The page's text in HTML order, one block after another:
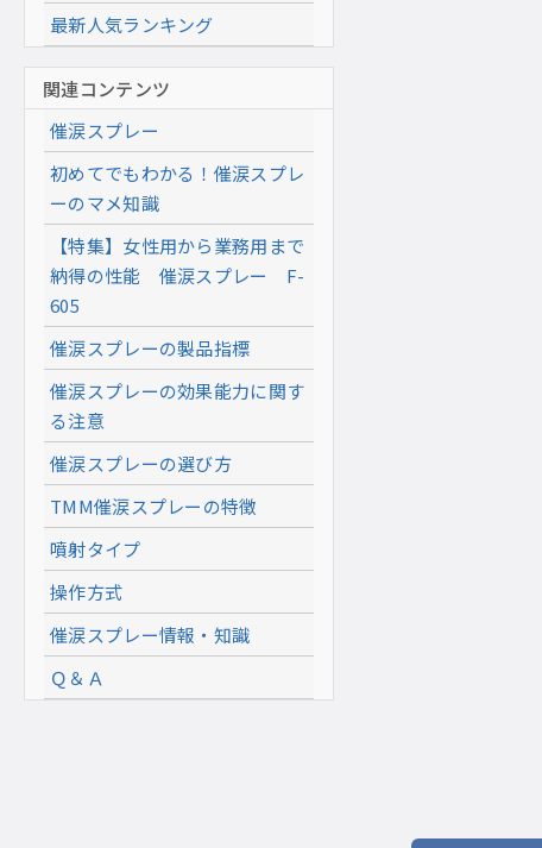
最新人気ランキング
関連コンテンツ
催涙スプレー
初めてでもわかる！催涙スプレ
ーのマメ知識
【特集】女性用から業務用まで
納得の性能 催涙スプレー F-
605
催涙スプレーの製品指標
催涙スプレーの効果能力に関す
る注意
催涙スプレーの選び方
TMM催涙スプレーの特徴
噴射タイプ
操作方式
催涙スプレー情報・知識
Ｑ＆Ａ